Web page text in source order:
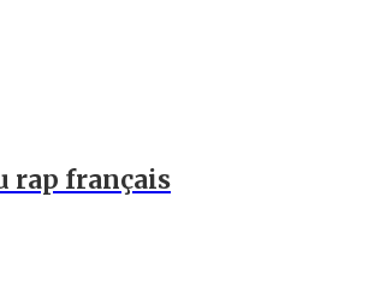
rap français